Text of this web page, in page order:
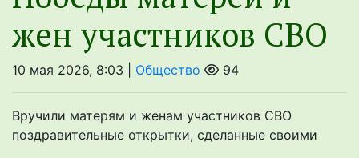
жен участников СВО
10 мая 2026, 8:03 | Общество 94
Вручили матерям и женам участников СВО
поздравительные открытки, сделанные своими